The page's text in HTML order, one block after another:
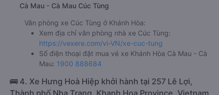
Cà Mau - Cà Mau Cúc Tùng
Văn phòng xe Cúc Tùng ở Khánh Hòa:
Xem địa chỉ văn phòng nhà xe Cúc Tùng:
https://vexere.com/vi-VN/xe-cuc-tung
Số điện thoại đặt mua vé xe Khánh Hòa Cà Mau - Cà
Mau: 1900 888684
🚌 4. Xe Hưng Hoà Hiệp khởi hành tại 257 Lê Lợi,
Thành phố Nha Trang, Khanh Hoa Province, Vietnam